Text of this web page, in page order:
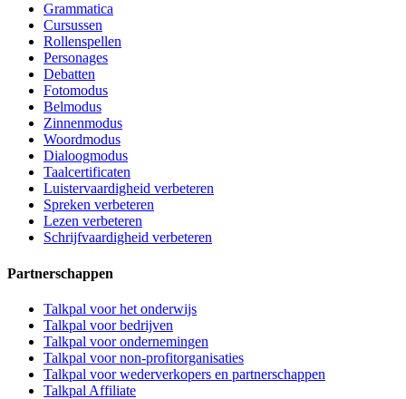
Grammatica
Cursussen
Rollenspellen
Personages
Debatten
Fotomodus
Belmodus
Zinnenmodus
Woordmodus
Dialoogmodus
Taalcertificaten
Luistervaardigheid verbeteren
Spreken verbeteren
Lezen verbeteren
Schrijfvaardigheid verbeteren
Partnerschappen
Talkpal voor het onderwijs
Talkpal voor bedrijven
Talkpal voor ondernemingen
Talkpal voor non-profitorganisaties
Talkpal voor wederverkopers en partnerschappen
Talkpal Affiliate